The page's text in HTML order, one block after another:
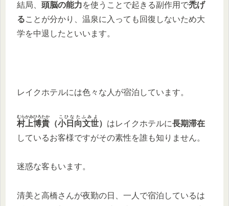
結局、 頭脳の能力を使うことで起きる副作用で禿げ
ることが分かり、温泉に入っても回復しないため大
学を中退したといいます。
レイクホテルには色々な人が宿泊しています。
村上博貴
むらかみひろたか
（小日向文世
こひなたふみよ
） はレイクホテルに長期滞在
しているお客様ですがその素性を誰も知りません。
迷惑な客もいます。
清美と高橋さんが夜勤の日、一人で宿泊しているは